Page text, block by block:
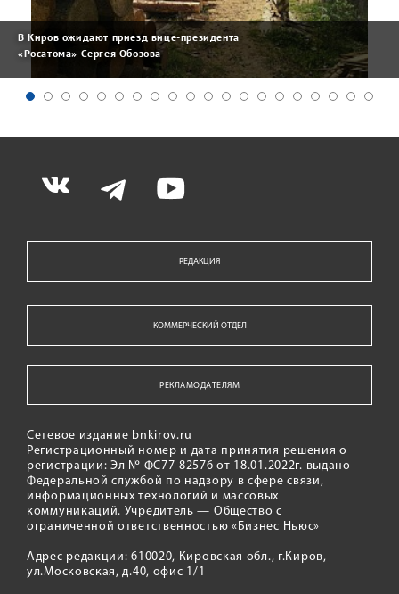
В Киров ожидают приезд вице-президента
«Росатома» Сергея Обозова
РЕДАКЦИЯ
КОММЕРЧЕСКИЙ ОТДЕЛ
РЕКЛАМОДАТЕЛЯМ
Сетевое издание bnkirov.ru
Регистрационный номер и дата принятия решения о
регистрации: Эл № ФС77-82576 от 18.01.2022г. выдано
Федеральной службой по надзору в сфере связи,
информационных технологий и массовых
коммуникаций. Учредитель — Общество с
ограниченной ответственностью «Бизнес Ньюс»
Адрес редакции: 610020, Кировская обл., г.Киров,
ул.Московская, д.40, офис 1/1